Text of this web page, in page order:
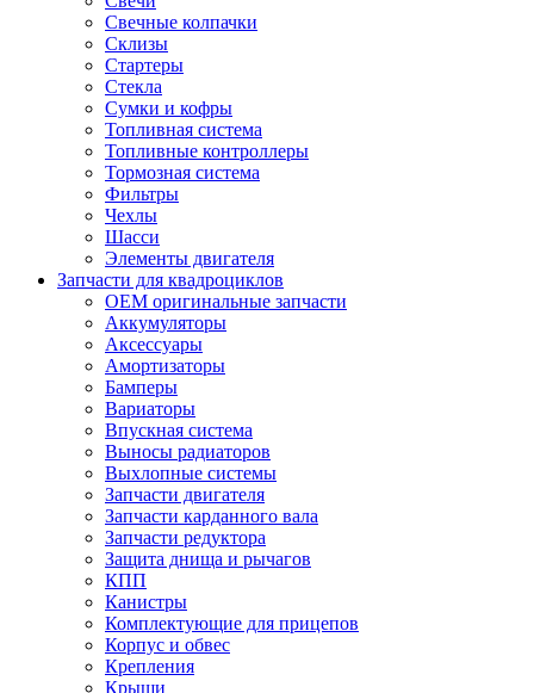
Свечные колпачки
Склизы
Стартеры
Стекла
Сумки и кофры
Топливная система
Топливные контроллеры
Тормозная система
Фильтры
Чехлы
Шасси
Элементы двигателя
Запчасти для квадроциклов
OEM оригинальные запчасти
Аккумуляторы
Аксессуары
Амортизаторы
Бамперы
Вариаторы
Впускная система
Выносы радиаторов
Выхлопные системы
Запчасти двигателя
Запчасти карданного вала
Запчасти редуктора
Защита днища и рычагов
КПП
Канистры
Комплектующие для прицепов
Корпус и обвес
Крепления
Крыши